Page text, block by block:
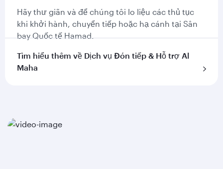
Hãy thư giãn và để chúng tôi lo liệu các thủ tục
khi khởi hành, chuyển tiếp hoặc hạ cánh tại Sân
bay Quốc tế Hamad.
Tìm hiểu thêm về Dịch vụ Đón tiếp & Hỗ trợ Al
Maha